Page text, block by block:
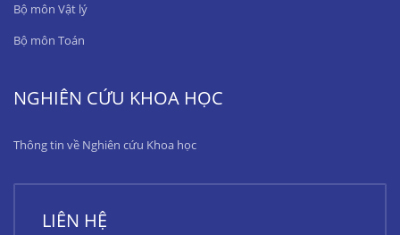
Bộ môn Vật lý
Bộ môn Toán
NGHIÊN CỨU KHOA HỌC
Thông tin về Nghiên cứu Khoa học
LIÊN HỆ